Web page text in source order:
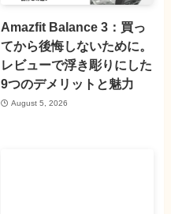
Amazfit Balance 3：買っ
てから後悔しないために。
レビューで浮き彫りにした
9つのデメリットと魅力
August 5, 2026